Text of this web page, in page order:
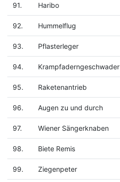
91. Haribo
92. Hummelflug
93. Pflasterleger
94. Krampfaderngeschwader
95. Raketenantrieb
96. Augen zu und durch
97. Wiener Sängerknaben
98. Biete Remis
99. Ziegenpeter